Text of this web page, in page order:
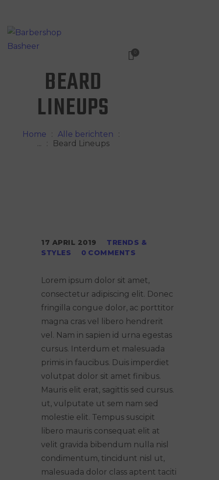
0
BEARD
LINEUPS
Home
Alle berichten
...
Beard Lineups
HOME
WAT DOEN WIJ?
WIE ZIJN WIJ?
AFSPRAAK MAKEN
17 APRIL 2019
TRENDS &
STYLES
0 COMMENTS
Lorem ipsum dolor sit amet,
consectetur adipiscing elit. Donec
fringilla congue dolor, ac porttitor
magna cras vel libero hendrerit
vel. Nam in sapien id urna egestas
cursus. Interdum et malesuada
primis in faucibus. Duis imperdiet
volutpat dolor sit amet finibus.
Mauris elit erat, sagittis sed cursus.
ut, vulputate ut sem nam sed
molestie elit. Tempus suscipit
libero mauris consequat elit at
velit gravida bibendum nulla nisl
condimentum, tincidunt nisl ut,
malesuada dolor class aptent taciti